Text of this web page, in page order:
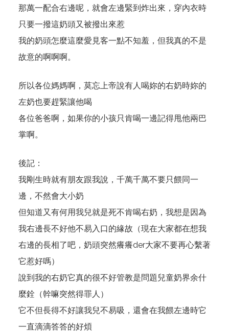
那萬一配合右邊呢，就會左邊緊到炸出來，穿內衣時
只要一撥這奶頭又被撥出來惹
我的奶頭怎麼這麼愛見客一點不知羞，但我真的不是
故意的啊啊啊。
所以各位媽媽啊，莫忘上帝說有人喝妳的右奶時妳的
左奶也要趕緊讓他喝
各位爸爸啊，如果你的小孩只肯喝一邊記得甩他兩巴
掌啊。
後記：
我剛生時就有朋友跟我說，千萬千萬不要只餵同一
邊，不然會大小奶
但知道又有何用我兒就是死不肯喝右奶，我想是因為
我右邊長不好他不易入口的緣故（現在大家都在想我
右邊的長相了吧，奶頭突然癢癢der大家不要再心繫著
它惹好嗎）
說到我的右奶它真的很不好管教是問題兒童奶界余什
麼銓（幹嘛突然得罪人）
它不但長得不好讓我兒不易吸，還會在我餵左邊時它
一直滴滴答答的好煩